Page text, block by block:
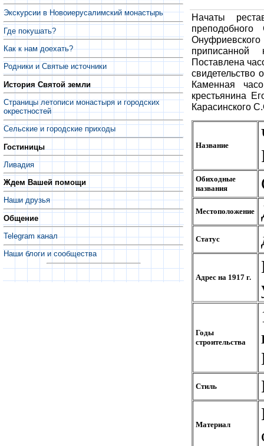
Экскурсии в Новоиерусалимский монастырь
Где покушать?
Как к нам доехать?
Родники и Святые источники
История Святой земли
Страницы летописи монастыря и городских
окрестностей
Сельские и городские приходы
Гостиницы
Ливадия
Ждем Вашей помощи
Наши друзья
Общение
Telegram канал
Наши блоги и сообщества
Начаты
Поставлена
свидетельство
Каменная
крестьянина
Карасинского
Название
Обиходные
названия
Местоположение
Статус
Адрес на 1917 г.
Годы
строительства
Стиль
Материал